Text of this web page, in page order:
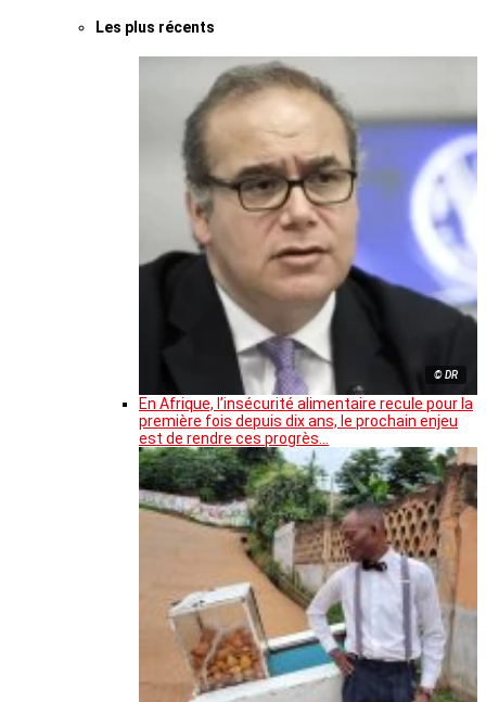
Les plus récents
© DR
En Afrique, l’insécurité alimentaire recule pour la
première fois depuis dix ans, le prochain enjeu
est de rendre ces progrès…